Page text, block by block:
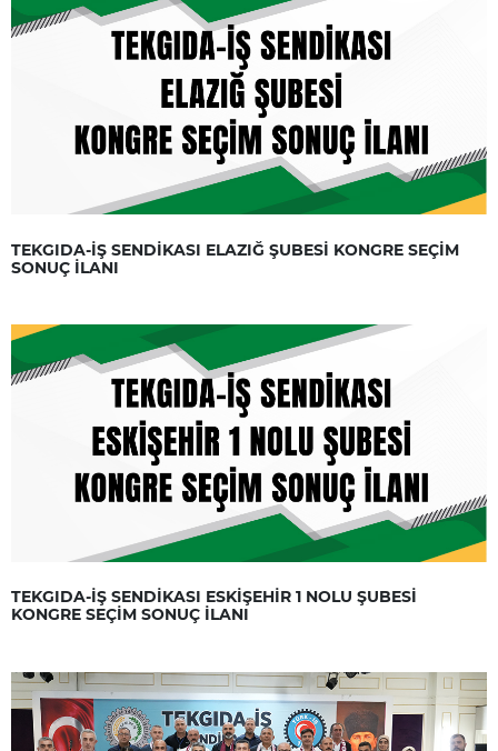
TEKGIDA-İŞ SENDİKASI ELAZIĞ ŞUBESİ KONGRE SEÇİM
SONUÇ İLANI
TEKGIDA-İŞ SENDİKASI ESKİŞEHİR 1 NOLU ŞUBESİ
KONGRE SEÇİM SONUÇ İLANI